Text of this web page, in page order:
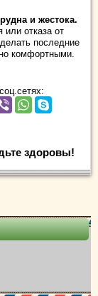
и жестока.
или отказа от
последние
комфортными.
здоровы!